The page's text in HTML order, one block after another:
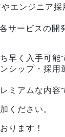
エンジニア
サービスの開
早く入手可能
シップ・採
ミアムな内容
ください。
ります！